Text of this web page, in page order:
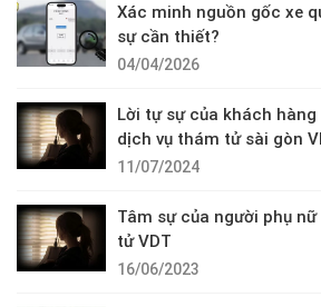
Xác minh nguồn gốc xe
sự cần thiết?
04/04/2026
Lời tự sự của khách
dịch vụ thám tử sài gòn
11/07/2024
Tâm sự của người phụ
tử VDT
16/06/2023